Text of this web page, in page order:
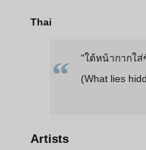
Thai
“
"ใต้หน้ากากใ
(What lies
Artists